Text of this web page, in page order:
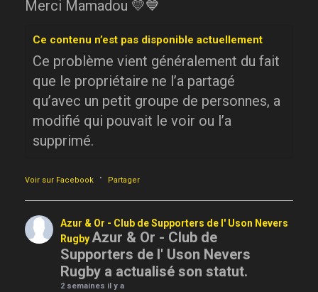
Merci Mamadou 💛💙
Ce contenu n’est pas disponible actuellement
Ce problème vient généralement du fait
que le propriétaire ne l’a partagé
qu’avec un petit groupe de personnes, a
modifié qui pouvait le voir ou l’a
supprimé.
Voir sur Facebook · Partager
Azur & Or - Club de Supporters de l' Uson Nevers
RugbyAzur & Or - Club de
Supporters de l' Uson Nevers
Rugby a actualisé son statut.
2 semaines il y a